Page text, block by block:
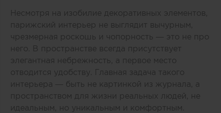
Несмотря на изобилие декоративных элементов,
парижский интерьер не выглядит вычурным,
чрезмерная роскошь и чопорность — это не про
него. В пространстве всегда присутствует
элегантная небрежность, а первое место
отводится удобству. Главная задача такого
интерьера — быть не картинкой из журнала, а
пространством для жизни реальных людей, не
идеальным, но уникальным и комфортным.